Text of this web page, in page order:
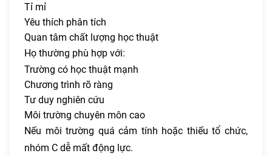
Tỉ mỉ
Yêu thích phân tích
Quan tâm chất lượng học thuật
Họ thường phù hợp với:
Trường có học thuật mạnh
Chương trình rõ ràng
Tư duy nghiên cứu
Môi trường chuyên môn cao
Nếu môi trường quá cảm tính hoặc thiếu tổ chức,
nhóm C dễ mất động lực.